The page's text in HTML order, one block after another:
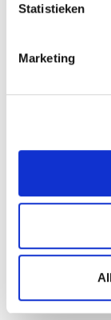
Statistieken
Marketing